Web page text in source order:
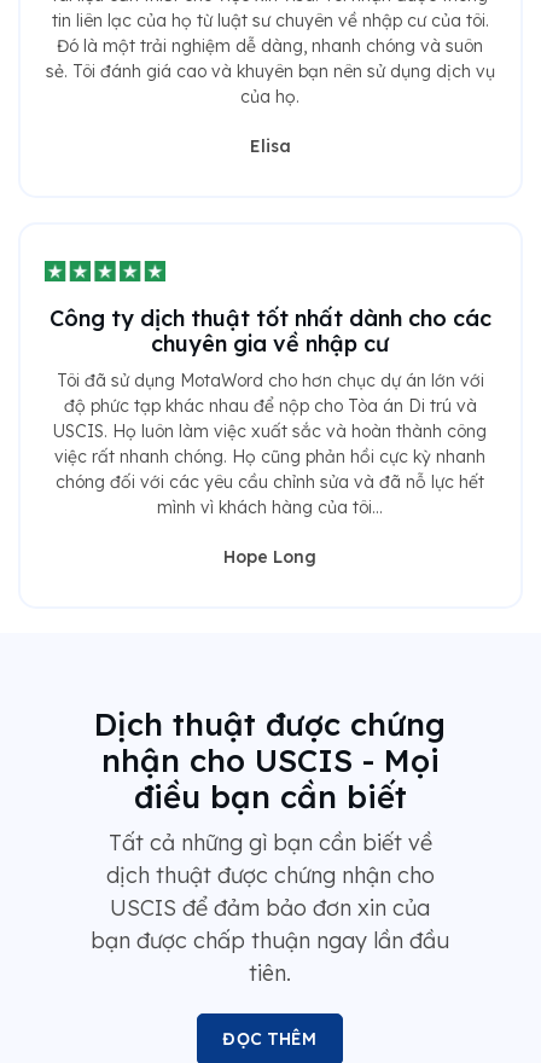
tin liên lạc của họ từ luật sư chuyên về nhập cư của tôi.
Đó là một trải nghiệm dễ dàng, nhanh chóng và suôn
sẻ. Tôi đánh giá cao và khuyên bạn nên sử dụng dịch vụ
của họ.
Elisa
Công ty dịch thuật tốt nhất dành cho các
chuyên gia về nhập cư
Tôi đã sử dụng MotaWord cho hơn chục dự án lớn với
độ phức tạp khác nhau để nộp cho Tòa án Di trú và
USCIS. Họ luôn làm việc xuất sắc và hoàn thành công
việc rất nhanh chóng. Họ cũng phản hồi cực kỳ nhanh
chóng đối với các yêu cầu chỉnh sửa và đã nỗ lực hết
mình vì khách hàng của tôi...
Hope Long
Dịch thuật được chứng
nhận cho USCIS - Mọi
điều bạn cần biết
Tất cả những gì bạn cần biết về
dịch thuật được chứng nhận cho
USCIS để đảm bảo đơn xin của
bạn được chấp thuận ngay lần đầu
tiên.
ĐỌC THÊM